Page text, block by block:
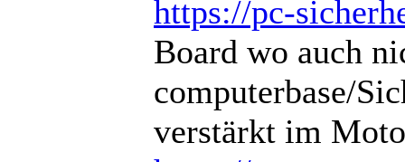
https://pc-
Board wo auch
computerbase/
verstärkt im